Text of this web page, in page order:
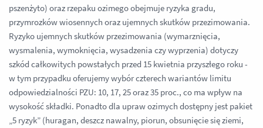
pszenżyto) oraz rzepaku ozimego obejmuje ryzyka gradu,
przymrozków wiosennych oraz ujemnych skutków przezimowania.
Ryzyko ujemnych skutków przezimowania (wymarznięcia,
wysmalenia, wymoknięcia, wysadzenia czy wyprzenia) dotyczy
szkód całkowitych powstałych przed 15 kwietnia przyszłego roku -
w tym przypadku oferujemy wybór czterech wariantów limitu
odpowiedzialności PZU: 10, 17, 25 oraz 35 proc., co ma wpływ na
wysokość składki. Ponadto dla upraw ozimych dostępny jest pakiet
„5 ryzyk” (huragan, deszcz nawalny, piorun, obsunięcie się ziemi,